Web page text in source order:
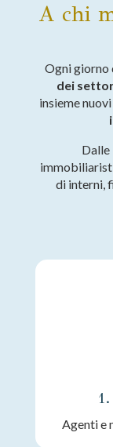
A chi
Ogni giorno
dei
insieme
Dalle
di interni,
Agenti e